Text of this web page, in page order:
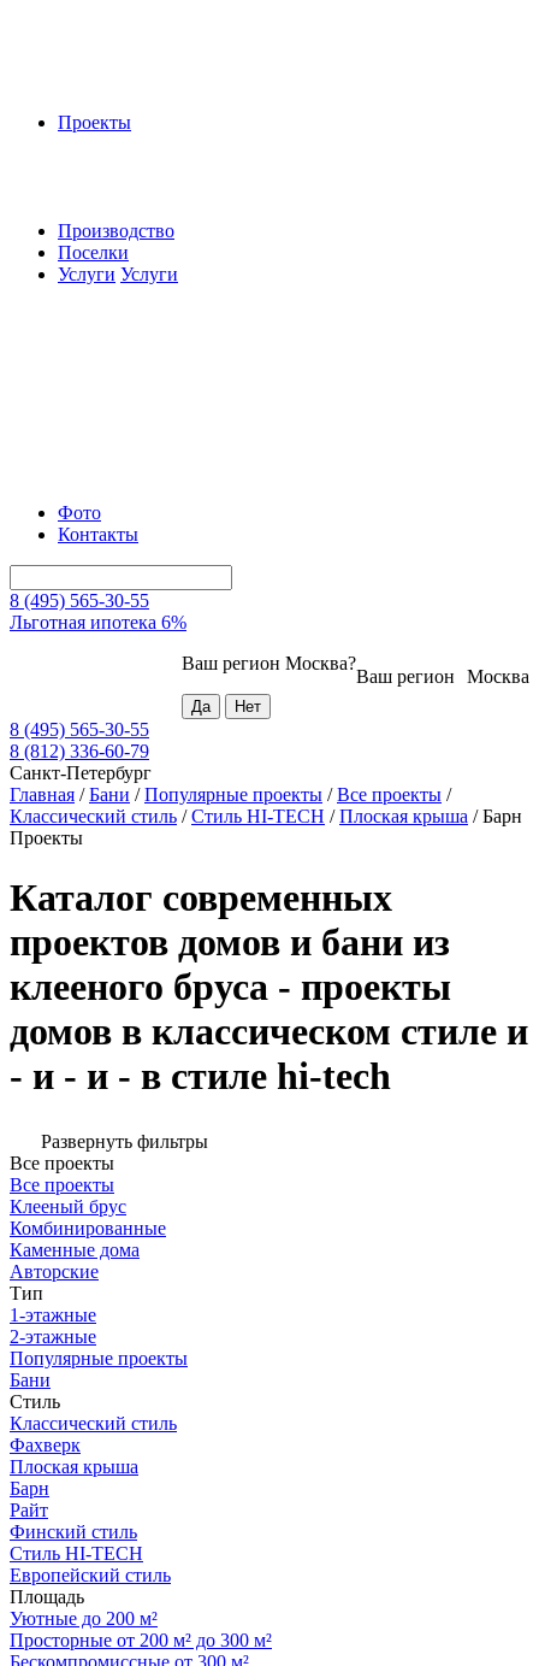
Проекты
Производство
Поселки
Услуги Услуги
Фото
Контакты
8 (495) 565-30-55
Льготная ипотека 6%
Москва
Ваш регион
Ваш регион Москва?
8 (495) 565-30-55
8 (812) 336-60-79
Санкт-Петербург
Главная /Бани /Популярные проекты /Все проекты /
Классический стиль /Стиль HI-TECH /Плоская крыша /Барн
Проекты
Каталог современных
проектов домов и бани из
клееного бруса - проекты
домов в классическом стиле и
- и - и - в стиле hi-tech
Развернуть фильтры
Все проекты
Все проекты
Клееный брус
Комбинированные
Каменные дома
Авторские
Тип
1-этажные
2-этажные
Популярные проекты
Бани
Стиль
Классический стиль
Фахверк
Плоская крыша
Барн
Райт
Финский стиль
Стиль HI-TECH
Европейский стиль
Площадь
Уютные до 200 м²
Просторные от 200 м² до 300 м²